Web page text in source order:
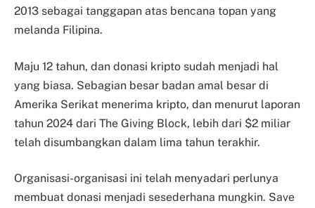
2013 sebagai tanggapan atas bencana topan yang
melanda Filipina.
Maju 12 tahun, dan donasi kripto sudah menjadi hal
yang biasa. Sebagian besar badan amal besar di
Amerika Serikat menerima kripto, dan menurut laporan
tahun 2024 dari The Giving Block, lebih dari $2 miliar
telah disumbangkan dalam lima tahun terakhir.
Organisasi-organisasi ini telah menyadari perlunya
membuat donasi menjadi sesederhana mungkin. Save